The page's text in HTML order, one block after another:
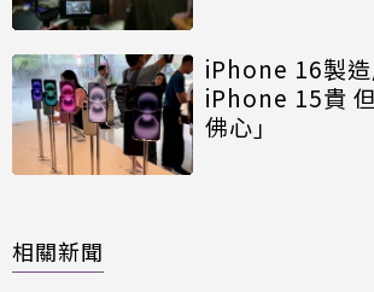
iPhone 16製
iPhone 15貴
佛心」
相關新聞